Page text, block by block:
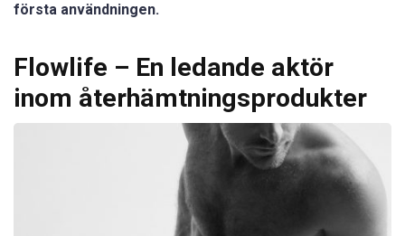
första användningen.
Flowlife – En ledande aktör
inom återhämtningsprodukter